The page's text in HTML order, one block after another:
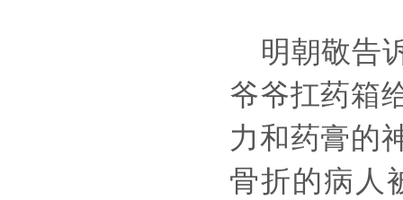
明朝敬告
爷爷扛药箱
力和药膏的
骨折的病人